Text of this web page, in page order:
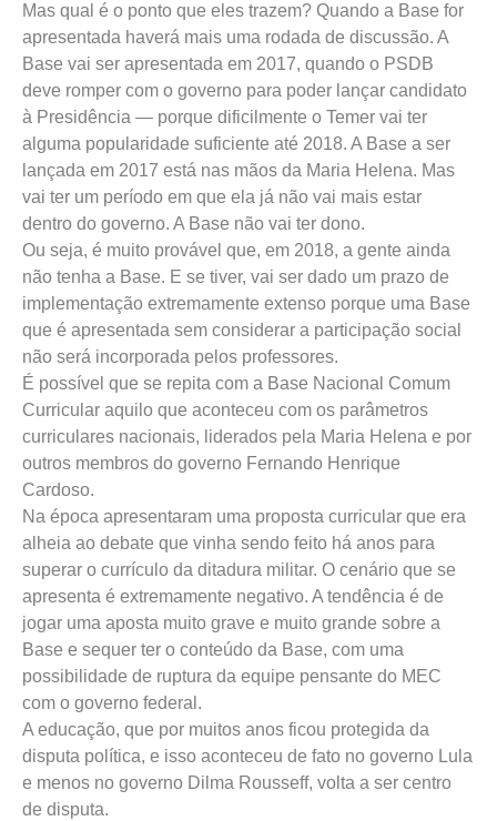
Mas qual é o ponto que eles trazem? Quando a Base for
apresentada haverá mais uma rodada de discussão. A
Base vai ser apresentada em 2017, quando o PSDB
deve romper com o governo para poder lançar candidato
à Presidência — porque dificilmente o Temer vai ter
alguma popularidade suficiente até 2018. A Base a ser
lançada em 2017 está nas mãos da Maria Helena. Mas
vai ter um período em que ela já não vai mais estar
dentro do governo. A Base não vai ter dono.
Ou seja, é muito provável que, em 2018, a gente ainda
não tenha a Base. E se tiver, vai ser dado um prazo de
implementação extremamente extenso porque uma Base
que é apresentada sem considerar a participação social
não será incorporada pelos professores.
É possível que se repita com a Base Nacional Comum
Curricular aquilo que aconteceu com os parâmetros
curriculares nacionais, liderados pela Maria Helena e por
outros membros do governo Fernando Henrique
Cardoso.
Na época apresentaram uma proposta curricular que era
alheia ao debate que vinha sendo feito há anos para
superar o currículo da ditadura militar. O cenário que se
apresenta é extremamente negativo. A tendência é de
jogar uma aposta muito grave e muito grande sobre a
Base e sequer ter o conteúdo da Base, com uma
possibilidade de ruptura da equipe pensante do MEC
com o governo federal.
A educação, que por muitos anos ficou protegida da
disputa política, e isso aconteceu de fato no governo Lula
e menos no governo Dilma Rousseff, volta a ser centro
de disputa.